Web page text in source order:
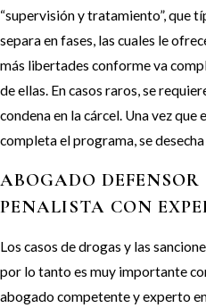
“supervisión y tratamiento”, que
separa en fases, las cuales le
más libertades conforme va
de ellas. En casos raros, se
condena en la cárcel. Una vez que
completa el programa, se desecha
ABOGADO DEFENSOR
PENALISTA CON
Los casos de drogas y las
por lo tanto es muy importante
abogado competente y experto